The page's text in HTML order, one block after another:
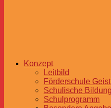
Konzept
Leitbild
Förderschule
Schulische
Schulprogramm